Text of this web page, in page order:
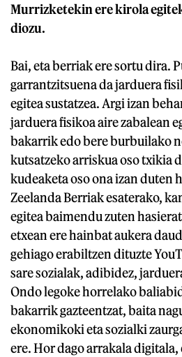
Murrizketekin ere kirola
diozu.
Bai, eta berriak ere sortu dira.
garrantzitsuena da jarduera
egitea sustatzea. Argi izan
jarduera fisikoa aire zabalean
bakarrik edo bere burbuilako
kutsatzeko arriskua oso txikia
kudeaketa oso ona izan duten
Zeelanda Berriak esaterako,
egitea baimendu zuten
etxean ere hainbat aukera
gehiago erabiltzen dituzte
sare sozialak, adibidez,
Ondo legoke horrelako
bakarrik gazteentzat, baita
ekonomikoki eta sozialki
ere. Hor dago arrakala